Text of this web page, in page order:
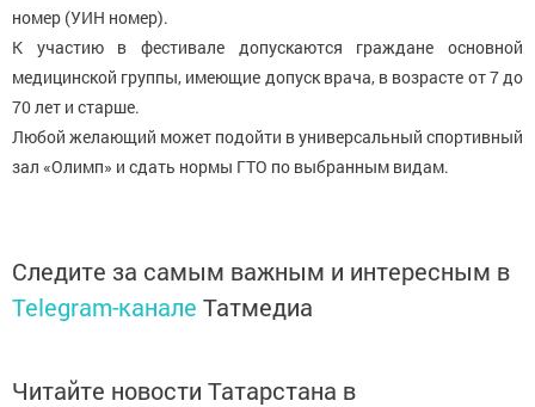
номер (УИН номер).
К участию в фестивале допускаются граждане основной
медицинской группы, имеющие допуск врача, в возрасте от 7 до
70 лет и старше.
Любой желающий может подойти в универсальный спортивный
зал «Олимп» и сдать нормы ГТО по выбранным видам.
Следите за самым важным и интересным в
Telegram-канале Татмедиа
Читайте новости Татарстана в